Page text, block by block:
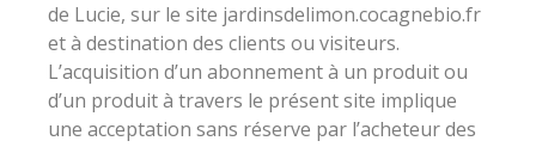
de Lucie, sur le site jardinsdelimon.cocagnebio.fr
et à destination des clients ou visiteurs.
L’acquisition d’un abonnement à un produit ou
d’un produit à travers le présent site implique
une acceptation sans réserve par l’acheteur des